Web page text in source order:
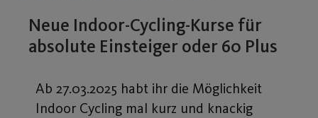
Neue Indoor-Cycling-Kurse für
absolute Einsteiger oder 60 Plus
Ab 27.03.2025 habt ihr die Möglichkeit
Indoor Cycling mal kurz und knackig